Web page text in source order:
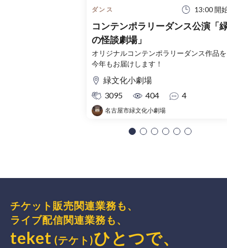
ダンス 13:00 開
コンテンポラリーダンス公演「
の怪談劇場」
オリジナルコンテンポラリーダンス作品を
今年もお届けします！
緑文化小劇場
3095
404 4
名古屋市緑文化小劇場
チケット販売関連業務も、
ライブ配信関連業務も、
teket (テケト)ひとつで、